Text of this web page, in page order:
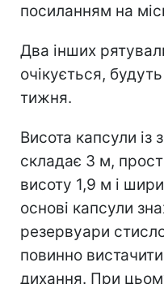
посиланням на
Два інших
очікується,
тижня.
Висота капсули із
складає 3 м,
висоту 1,9 м і
основі капсули
резервуари
повинно
дихання. При